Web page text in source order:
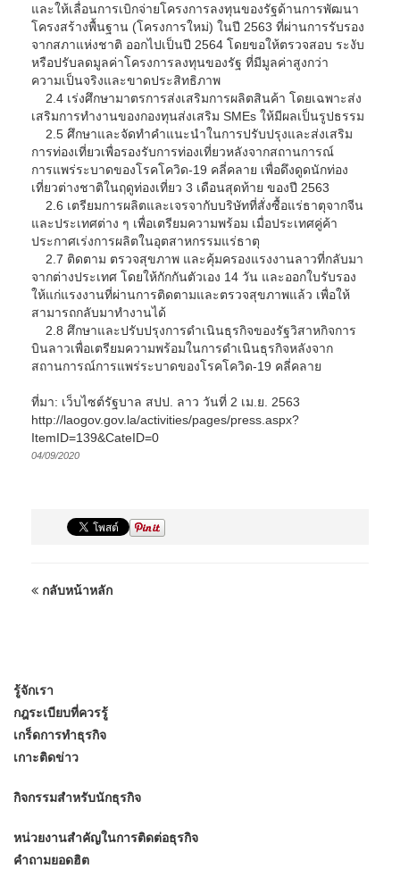
และให้เลื่อนการเบิกจ่ายโครงการลงทุนของรัฐด้านการพัฒนา
โครงสร้างพื้นฐาน (โครงการใหม่) ในปี 2563 ที่ผ่านการรับรอง
จากสภาแห่งชาติ ออกไปเป็นปี 2564 โดยขอให้ตรวจสอบ ระงับ
หรือปรับลดมูลค่าโครงการลงทุนของรัฐ ที่มีมูลค่าสูงกว่า
ความเป็นจริงและขาดประสิทธิภาพ
2.4 เร่งศึกษามาตรการส่งเสริมการผลิตสินค้า โดยเฉพาะส่ง
เสริมการทำงานของกองทุนส่งเสริม SMEs ให้มีผลเป็นรูปธรรม
2.5 ศึกษาและจัดทำคำแนะนำในการปรับปรุงและส่งเสริม
การท่องเที่ยวเพื่อรองรับการท่องเที่ยวหลังจากสถานการณ์
การแพร่ระบาดของโรคโควิด-19 คลี่คลาย เพื่อดึงดูดนักท่อง
เที่ยวต่างชาติในฤดูท่องเที่ยว 3 เดือนสุดท้าย ของปี 2563
2.6 เตรียมการผลิตและเจรจากับบริษัทที่สั่งซื้อแร่ธาตุจากจีน
และประเทศต่าง ๆ เพื่อเตรียมความพร้อม เมื่อประเทศคู่ค้า
ประกาศเร่งการผลิตในอุตสาหกรรมแร่ธาตุ
2.7 ติดตาม ตรวจสุขภาพ และคุ้มครองแรงงานลาวที่กลับมา
จากต่างประเทศ โดยให้กักกันตัวเอง 14 วัน และออกใบรับรอง
ให้แก่แรงงานที่ผ่านการติดตามและตรวจสุขภาพแล้ว เพื่อให้
สามารถกลับมาทำงานได้
2.8 ศึกษาและปรับปรุงการดำเนินธุรกิจของรัฐวิสาหกิจการ
บินลาวเพื่อเตรียมความพร้อมในการดำเนินธุรกิจหลังจาก
สถานการณ์การแพร่ระบาดของโรคโควิด-19 คลี่คลาย
ที่มา: เว็บไซต์รัฐบาล สปป. ลาว วันที่ 2 เม.ย. 2563
http://laogov.gov.la/activities/pages/press.aspx?
ItemID=139&CateID=0
04/09/2020
กลับหน้าหลัก
รู้จักเรา
กฎระเบียบที่ควรรู้
เกร็ดการทำธุรกิจ
เกาะติดข่าว
กิจกรรมสำหรับนักธุรกิจ
หน่วยงานสำคัญในการติดต่อธุรกิจ
คำถามยอดฮิต